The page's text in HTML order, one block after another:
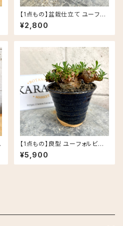
【1点もの】盆栽仕立て ユーフォ
ルビア 峨眉山 信楽焼 陶器鉢
丸鉢 多肉植物
¥2,800
【1点もの】良型 ユーフォルビア
峨眉山 信楽焼 陶器鉢 多肉植物
¥5,900